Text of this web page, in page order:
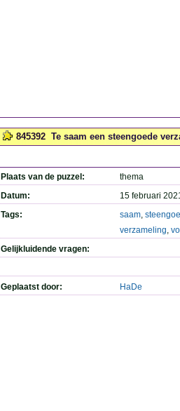
845392 Te saam een steengoede
Plaats van de puzzel:
thema
Datum:
15 februari
Tags:
saam,
verzameling,
Gelijkluidende vragen:
Geplaatst door: HaDe